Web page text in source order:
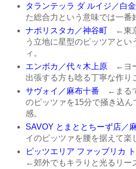
タランテッラ ダ ルイジ／白
た総合力という意味では一番
ナポリスタカ／神谷町←東京
う立地に星型のピッツアとい
ィ。
エンボカ／代々木上原←ヨー
出張する方も唸る丁寧な作り
サヴォイ／麻布十番 ←まる
のピッツァを15分で掻き込ん
感。
SAVOY とまととちーず店／
イのピッツァを腰を据えて楽
ピッツエリア ファッブリカ
←郊外でもキラりと光るリー